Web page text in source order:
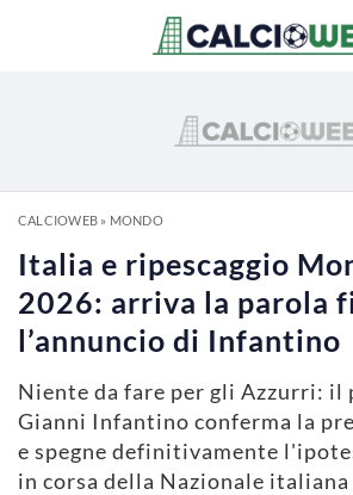
CALCIOWEB» MONDO
Italia e ripescaggio
2026: arriva la parola
l’annuncio di Infantino
Niente da fare per gli Azzurri: il
Gianni Infantino conferma la
e spegne definitivamente
in corsa della Nazionale italiana